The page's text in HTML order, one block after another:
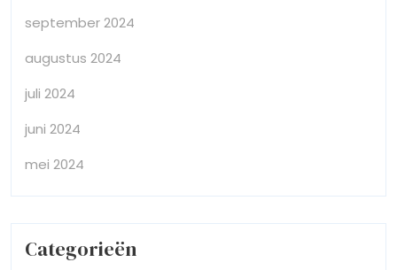
september 2024
augustus 2024
juli 2024
juni 2024
mei 2024
Categorieën